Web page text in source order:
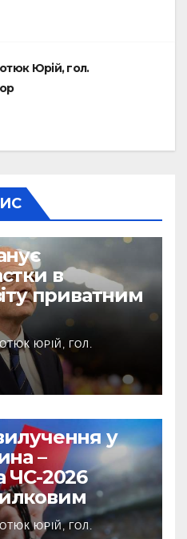
Юрій, гол.
в
приватним
ЮРІЙ, ГОЛ.
у
–
ЧС-2026
ЮРІЙ, ГОЛ.